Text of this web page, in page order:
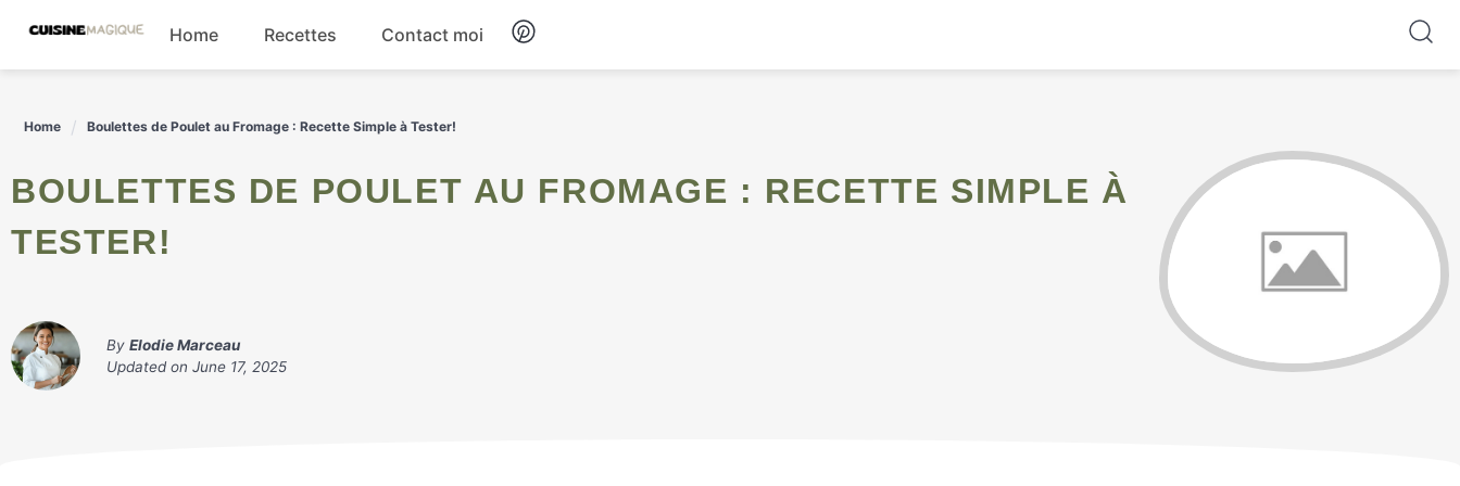
content
Home Recettes Contact moi
Home Boulettes de Poulet au Fromage : Recette Simple à Tester!
BOULETTES DE POULET AU FROMAGE : RECETTE SIMPLE À
TESTER!
By Elodie Marceau
Updated on June 17, 2025